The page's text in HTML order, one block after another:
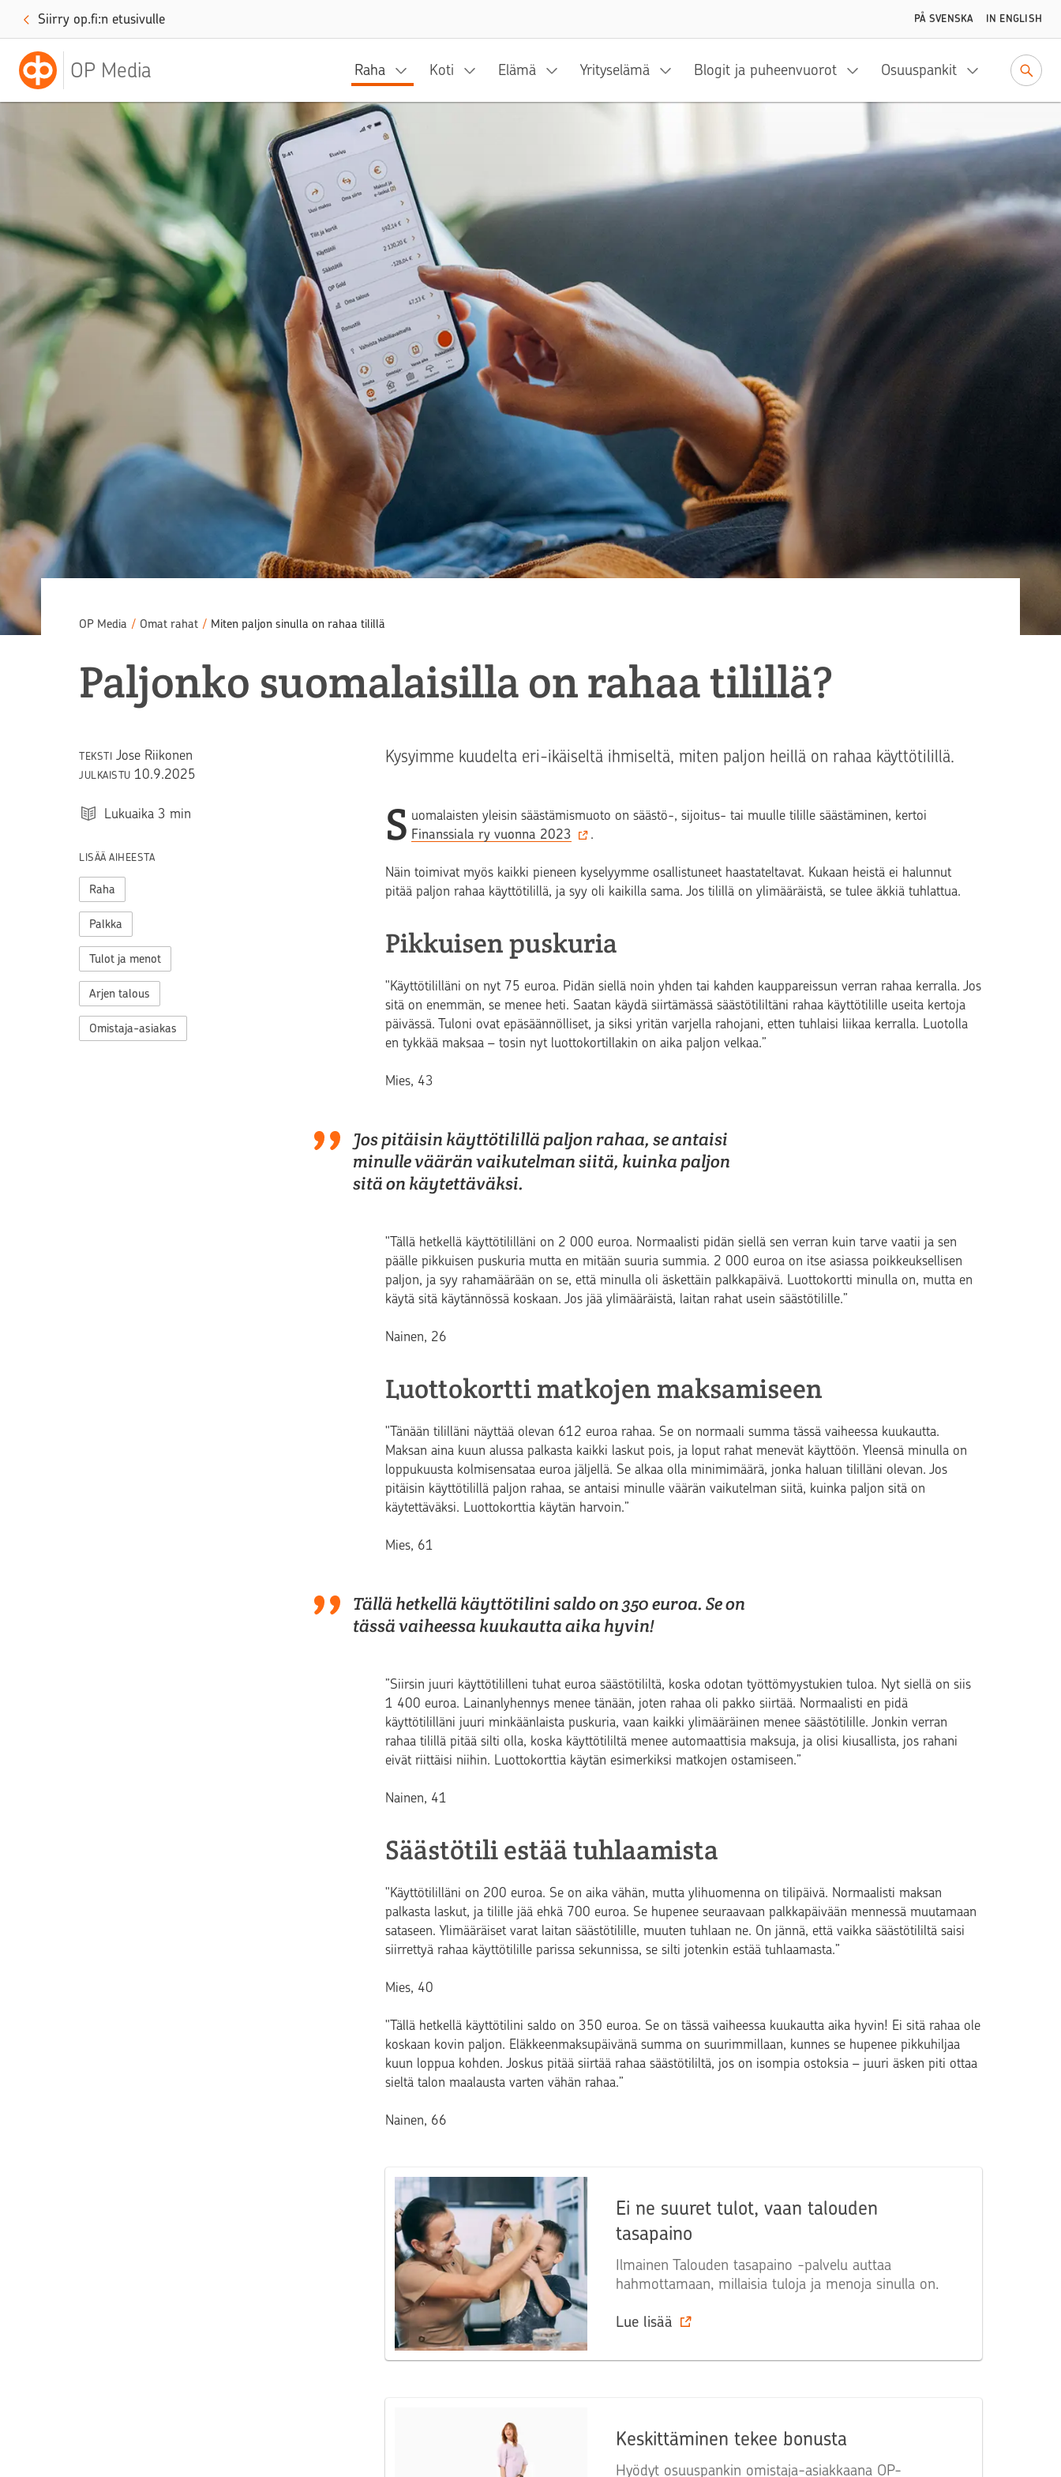
Siirry op.fi:n etusivulle PÅ SVENSKA IN ENGLISH
OP Media Raha Koti Elämä Yrityselämä Blogit ja puheenvuorot Osuuspankit
OP Media / Omat rahat / Miten paljon sinulla on rahaa tilillä
Paljonko suomalaisilla on rahaa tilillä?
TEKSTI Jose Riikonen
JULKAISTU 10.9.2025
Lukuaika 3 min
LISÄÄ AIHEESTA
Raha
Palkka
Tulot ja menot
Arjen talous
Omistaja-asiakas
Kysyimme kuudelta eri-ikäiseltä ihmiseltä, miten paljon heillä on rahaa käyttötilillä.
S uomalaisten yleisin säästämismuoto on säästö-, sijoitus- tai muulle tilille säästäminen, kertoi
Finanssiala ry vuonna 2023
.
Näin toimivat myös kaikki pieneen kyselyymme osallistuneet haastateltavat. Kukaan heistä ei halunnut
pitää paljon rahaa käyttötilillä, ja syy oli kaikilla sama. Jos tilillä on ylimääräistä, se tulee äkkiä tuhlattua.
Pikkuisen puskuria
"Käyttötililläni on nyt 75 euroa. Pidän siellä noin yhden tai kahden kauppareissun verran rahaa kerralla. Jos
sitä on enemmän, se menee heti. Saatan käydä siirtämässä säästötililtäni rahaa käyttötilille useita kertoja
päivässä. Tuloni ovat epäsäännölliset, ja siksi yritän varjella rahojani, etten tuhlaisi liikaa kerralla. Luotolla
en tykkää maksaa – tosin nyt luottokortillakin on aika paljon velkaa.”
Mies, 43
Jos pitäisin käyttötilillä paljon rahaa, se antaisi
minulle väärän vaikutelman siitä, kuinka paljon
sitä on käytettäväksi.
"Tällä hetkellä käyttötililläni on 2 000 euroa. Normaalisti pidän siellä sen verran kuin tarve vaatii ja sen
päälle pikkuisen puskuria mutta en mitään suuria summia. 2 000 euroa on itse asiassa poikkeuksellisen
paljon, ja syy rahamäärään on se, että minulla oli äskettäin palkkapäivä. Luottokortti minulla on, mutta en
käytä sitä käytännössä koskaan. Jos jää ylimääräistä, laitan rahat usein säästötilille.”
Nainen, 26
Luottokortti matkojen maksamiseen
"Tänään tililläni näyttää olevan 612 euroa rahaa. Se on normaali summa tässä vaiheessa kuukautta.
Maksan aina kuun alussa palkasta kaikki laskut pois, ja loput rahat menevät käyttöön. Yleensä minulla on
loppukuusta kolmisensataa euroa jäljellä. Se alkaa olla minimimäärä, jonka haluan tililläni olevan. Jos
pitäisin käyttötilillä paljon rahaa, se antaisi minulle väärän vaikutelman siitä, kuinka paljon sitä on
käytettäväksi. Luottokorttia käytän harvoin.”
Mies, 61
Tällä hetkellä käyttötilini saldo on 350 euroa. Se on
tässä vaiheessa kuukautta aika hyvin!
”Siirsin juuri käyttötililleni tuhat euroa säästötililtä, koska odotan työttömyystukien tuloa. Nyt siellä on siis
1 400 euroa. Lainanlyhennys menee tänään, joten rahaa oli pakko siirtää. Normaalisti en pidä
käyttötililläni juuri minkäänlaista puskuria, vaan kaikki ylimääräinen menee säästötilille. Jonkin verran
rahaa tilillä pitää silti olla, koska käyttötililtä menee automaattisia maksuja, ja olisi kiusallista, jos rahani
eivät riittäisi niihin. Luottokorttia käytän esimerkiksi matkojen ostamiseen.”
Nainen, 41
Säästötili estää tuhlaamista
"Käyttötililläni on 200 euroa. Se on aika vähän, mutta ylihuomenna on tilipäivä. Normaalisti maksan
palkasta laskut, ja tilille jää ehkä 700 euroa. Se hupenee seuraavaan palkkapäivään mennessä muutamaan
sataseen. Ylimääräiset varat laitan säästötilille, muuten tuhlaan ne. On jännä, että vaikka säästötililtä saisi
siirrettyä rahaa käyttötilille parissa sekunnissa, se silti jotenkin estää tuhlaamasta.”
Mies, 40
"Tällä hetkellä käyttötilini saldo on 350 euroa. Se on tässä vaiheessa kuukautta aika hyvin! Ei sitä rahaa ole
koskaan kovin paljon. Eläkkeenmaksupäivänä summa on suurimmillaan, kunnes se hupenee pikkuhiljaa
kuun loppua kohden. Joskus pitää siirtää rahaa säästötililtä, jos on isompia ostoksia – juuri äsken piti ottaa
sieltä talon maalausta varten vähän rahaa.”
Nainen, 66
Ei ne suuret tulot, vaan talouden
tasapaino
Ilmainen Talouden tasapaino -palvelu auttaa
hahmottamaan, millaisia tuloja ja menoja sinulla on.
Lue lisää
Keskittäminen tekee bonusta
Hyödyt osuuspankin omistaja-asiakkaana OP-